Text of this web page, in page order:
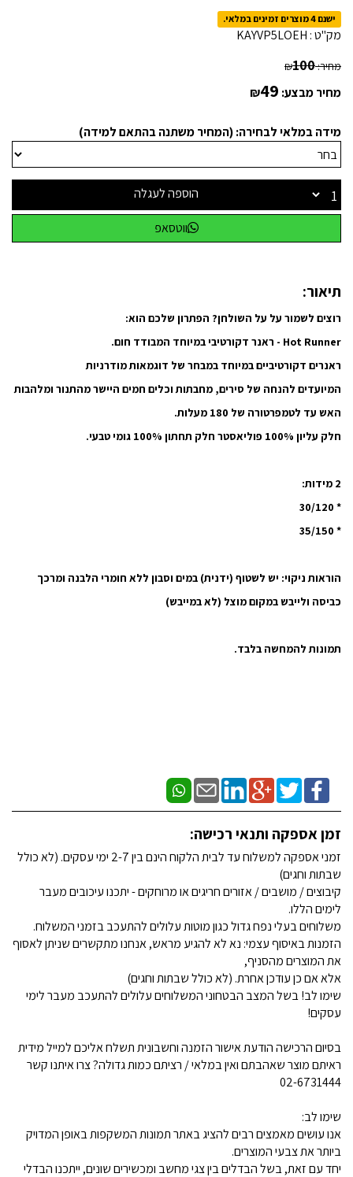
ישנם 4 מוצרים זמינים במלאי.
מק"ט : KAYVP5LOEH
מחיר: ₪100
מחיר מבצע: ₪49
מידה במלאי לבחירה: (המחיר משתנה בהתאם למידה)
הוספה לעגלה
ווטסאפ
תיאור:
רוצים לשמור על על השולחן? הפתרון שלכם הוא:
Hot Runner - ראנר דקורטיבי במיוחד המבודד חום.
ראנרים דקורטיביים במיוחד במבחר של דוגמאות מודרניות
המיועדים להנחה של סירים, מחבתות וכלים חמים היישר מהתנור ומלהבות
האש עד לטמפרטורה של 180 מעלות.
חלק עליון 100% פוליאסטר חלק תחתון 100% גומי טבעי.
2 מידות:
* 30/120
* 35/150
הוראות ניקוי: יש לשטוף (ידנית) במים וסבון ללא חומרי הלבנה ומרכך
כביסה ולייבש במקום מוצל (לא במייבש)
תמונות להמחשה בלבד.
זמן אספקה ותנאי רכישה:
זמני אספקה למשלוח עד לבית הלקוח הינם בין 2-7 ימי עסקים. (לא כולל
שבתות וחגים)
קיבוצים / מושבים / אזורים חריגים או מרוחקים - יתכנו עיכובים מעבר
לימים הללו.
משלוחים בעלי נפח גדול כגון מוטות עלולים להתעכב בזמני המשלוח.
הזמנות באיסוף עצמי: נא לא להגיע מראש, אנחנו מתקשרים שניתן לאסוף
את המוצרים מהסניף,
אלא אם כן עודכן אחרת. (לא כולל שבתות וחגים)
שימו לב! בשל המצב הבטחוני המשלוחים עלולים להתעכב מעבר לימי
עסקים!
בסיום הרכישה הודעת אישור הזמנה וחשבונית תשלח אליכם למייל מידית
ראיתם מוצר שאהבתם ואין במלאי / רציתם כמות גדולה? צרו איתנו קשר
02-6731444
שימו לב:
אנו עושים מאמצים רבים להציג באתר תמונות המשקפות באופן המדויק
ביותר את צבעי המוצרים.
יחד עם זאת, בשל הבדלים בין צגי מחשב ומכשירים שונים, ייתכנו הבדלי